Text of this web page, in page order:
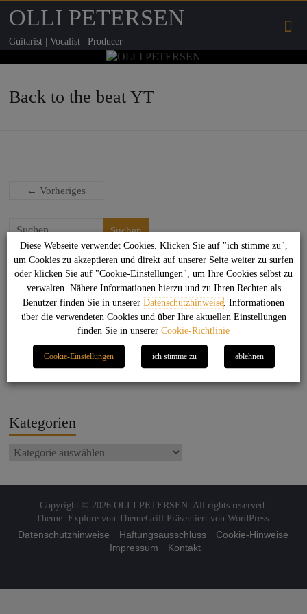
OLLI PETERSEN
Guitarist | Vocalist | Producer
Back to the beat YT
← Vorheriges
Suchen
Das könnte Dich auch interessieren
Sag net Stuggi!
Back to the beat
Jet Set Life
Kategorien
Copyright © 2026 OLLI PETERSEN . All rights reserved.
Theme: Explorevon ThemeGrill Präsentiert von WordPress.
Datenschutzhinweise Haftungsausschluss
Cookie-Hinweise
Impressum
Kontakt
Diese Webseite verwendet Cookies. Klicken Sie auf "ich stimme zu",
um Cookies zu akzeptieren und direkt auf unserer Seite weiter zu surfen
oder klicken Sie auf "Cookie-Einstellungen", um Ihre Cookies selbst zu
verwalten. Nähere Informationen hierzu und zu Ihren Rechten als
Benutzer finden Sie in unsererDatenschutzhinweise. Informationen
über die verwendeten Cookies und über Ihre aktuellen Einstellungen
finden Sie in unserer Cookie-Richtlinie
Cookie-Einstellungen ich stimme zu ablehnen